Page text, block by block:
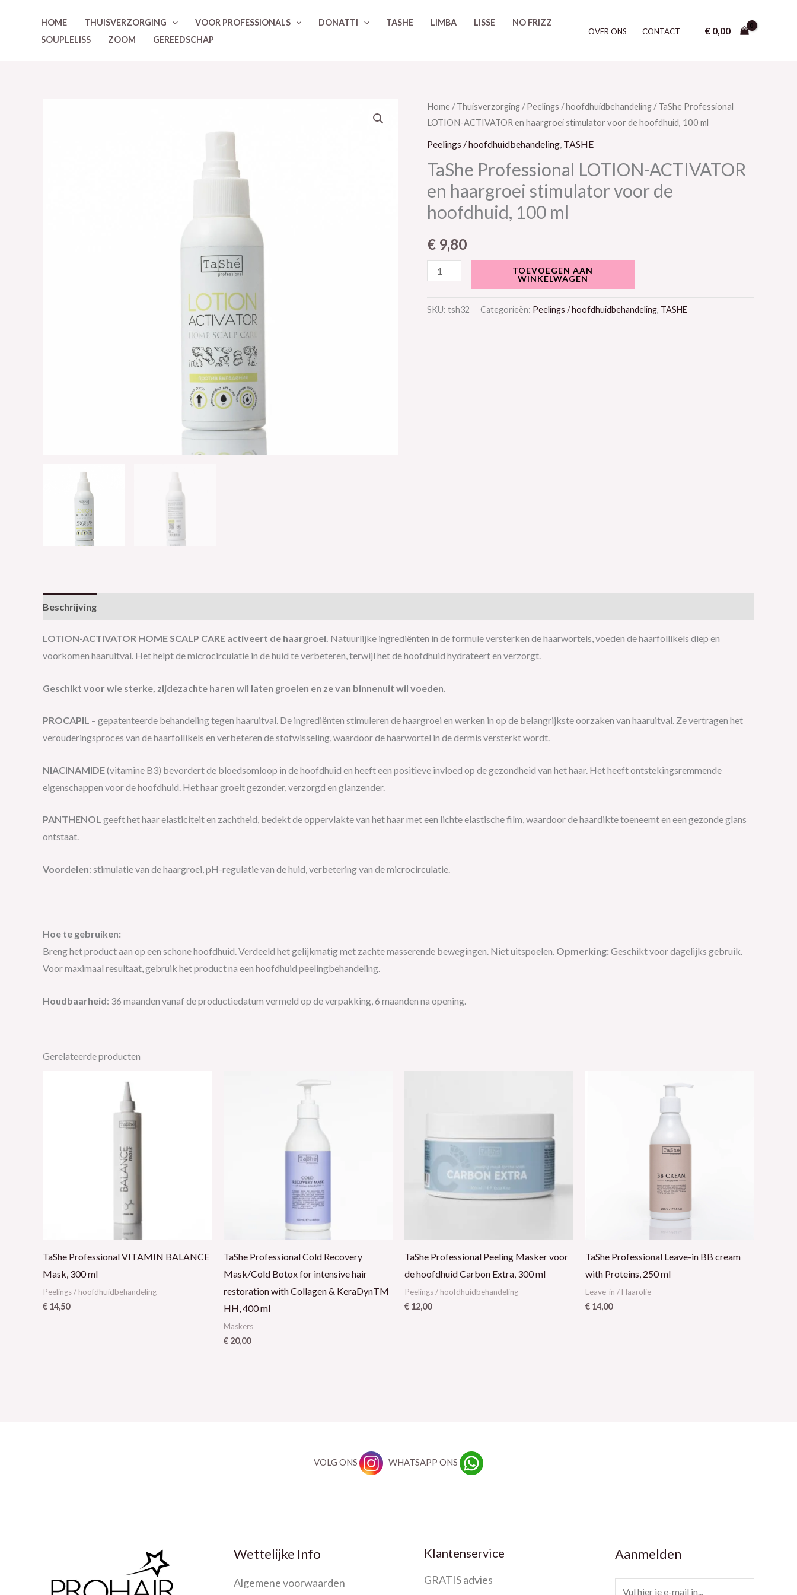
HOME THUISVERZORGING VOOR PROFESSIONALS DONATTI TASHE LIMBA LISSE
NO FRIZZ
SOUPLELISS
ZOOM GEREEDSCHAP
OVER ONS CONTACT €0,00
Home /Thuisverzorging /Peelings / hoofdhuidbehandeling / TaShe Professional
LOTION-ACTIVATOR en haargroei stimulator voor de hoofdhuid, 100 ml
Peelings / hoofdhuidbehandeling TASHE
TaShe Professional LOTION-ACTIVATOR
en haargroei stimulator voor de
hoofdhuid, 100 ml
€ 9,80
TaShe
Professional
LOTION-
en
haargroei
stimulator
de
hoofdhuid,
100
aantal
TOEVOEGEN AAN
WINKELWAGEN
SKU: tsh32 Categorieën: Peelings / hoofdhuidbehandeling, TASHE
Beschrijving
LOTION-ACTIVATOR HOME SCALP CARE activeert de haargroei. Natuurlijke ingrediënten in de formule versterken de haarwortels, voeden de haarfollikels diep en
voorkomen haaruitval. Het helpt de microcirculatie in de huid te verbeteren, terwijl het de hoofdhuid hydrateert en verzorgt.
Geschikt voor wie sterke, zijdezachte haren wil laten groeien en ze van binnenuit wil voeden.
PROCAPIL – gepatenteerde behandeling tegen haaruitval. De ingrediënten stimuleren de haargroei en werken in op de belangrijkste oorzaken van haaruitval. Ze vertragen het
verouderingsproces van de haarfollikels en verbeteren de stofwisseling, waardoor de haarwortel in de dermis versterkt wordt.
NIACINAMIDE(vitamine B3) bevordert de bloedsomloop in de hoofdhuid en heeft een positieve invloed op de gezondheid van het haar. Het heeft ontstekingsremmende
eigenschappen voor de hoofdhuid. Het haar groeit gezonder, verzorgd en glanzender.
PANTHENOL geeft het haar elasticiteit en zachtheid, bedekt de oppervlakte van het haar met een lichte elastische film, waardoor de haardikte toeneemt en een gezonde glans
ontstaat.
Voordelen: stimulatie van de haargroei, pH-regulatie van de huid, verbetering van de microcirculatie.
Hoe te gebruiken:
Breng het product aan op een schone hoofdhuid. Verdeeld het gelijkmatig met zachte masserende bewegingen. Niet uitspoelen. Opmerking: Geschikt voor dagelijks gebruik.
Voor maximaal resultaat, gebruik het product na een hoofdhuid peelingbehandeling.
Houdbaarheid: 36 maanden vanaf de productiedatum vermeld op de verpakking, 6 maanden na opening.
Gerelateerde producten
TaShe Professional VITAMIN BALANCE
Mask, 300 ml
Peelings / hoofdhuidbehandeling
€ 14,50
TaShe Professional Cold Recovery
Mask/Cold Botox for intensive hair
restoration with Collagen & KeraDynTM
HH, 400 ml
Maskers
€ 20,00
TaShe Professional Peeling Masker voor
de hoofdhuid Carbon Extra, 300 ml
Peelings / hoofdhuidbehandeling
€ 12,00
TaShe Professional Leave-in BB cream
with Proteins, 250 ml
Leave-in / Haarolie
€ 14,00
VOLG ONS WHATSAPP ONS
Wettelijke Info
Algemene voorwaarden
Klantenservice
GRATIS advies
Aanmelden